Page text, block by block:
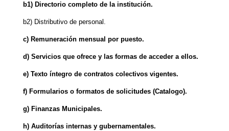
b1) Directorio completo de la institución.
b2) Distributivo de personal.
c) Remuneración mensual por puesto.
d) Servicios que ofrece y las formas de acceder a ellos.
e) Texto íntegro de contratos colectivos vigentes.
f) Formularios o formatos de solicitudes (Catalogo).
g) Finanzas Municipales.
h) Auditorías internas y gubernamentales.